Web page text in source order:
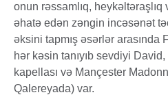
onun rəssamlıq, heykəltəraşlıq
əhatə edən zəngin incəsənət
əksini tapmış əsərlər arasında
hər kəsin tanıyıb sevdiyi
kapellası və Mançester
Qalereyada) var.